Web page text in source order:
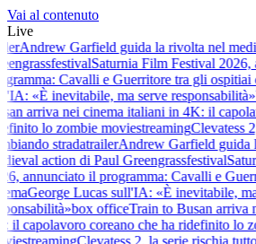
Vai al contenuto
Live
Andrew Garfield guida la rivolta nel
festivalSaturnia Film Festival 2026,
Cavalli e Guerritore tra gli ospitiai
«È inevitabile, ma serve responsabilità»
arriva nei cinema italiani in 4K: il
lo zombie moviestreamingClevatess
stradatrailerAndrew Garfield guida
action di Paul Greengrassfestival
annunciato il programma: Cavalli e
George Lucas sull'IA: «È inevitabile, ma
box officeTrain to Busan arriva
il capolavoro coreano che ha ridefinito lo
streamingClevatess 2, la serie rischia